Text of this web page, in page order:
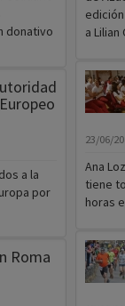
donativo
a la
por
Roma
a
23/06/
Ana
tiene
horas